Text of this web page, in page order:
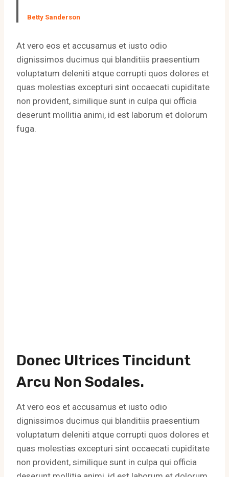
Betty Sanderson
At vero eos et accusamus et iusto odio
dignissimos ducimus qui blanditiis praesentium
voluptatum deleniti atque corrupti quos dolores et
quas molestias excepturi sint occaecati cupiditate
non provident, similique sunt in culpa qui officia
deserunt mollitia animi, id est laborum et dolorum
fuga.
Donec Ultrices Tincidunt
Arcu Non Sodales.
At vero eos et accusamus et iusto odio
dignissimos ducimus qui blanditiis praesentium
voluptatum deleniti atque corrupti quos dolores et
quas molestias excepturi sint occaecati cupiditate
non provident, similique sunt in culpa qui officia